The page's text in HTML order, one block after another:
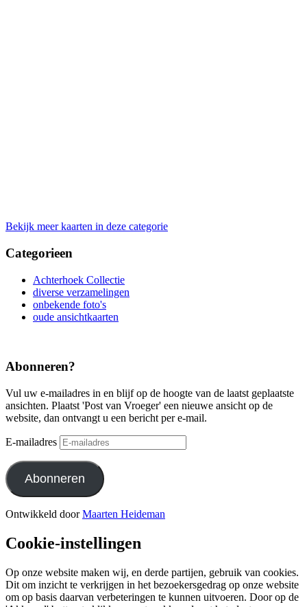
Bekijk meer kaarten in deze categorie
Categorieen
Achterhoek Collectie
diverse verzamelingen
onbekende foto's
oude ansichtkaarten
Abonneren?
Vul uw e-mailadres in en blijf op de hoogte van de laatst geplaatste
ansichten. Plaatst 'Post van Vroeger' een nieuwe ansicht op de
website, dan ontvangt u een bericht per e-mail.
E-mailadres
Abonneren
Ontwikkeld doorMaarten Heideman
Cookie-instellingen
Op onze website maken wij, en derde partijen, gebruik van cookies.
Dit om inzicht te verkrijgen in het bezoekersgedrag op onze website
om op basis daarvan verbeteringen te kunnen uitvoeren. Door op de